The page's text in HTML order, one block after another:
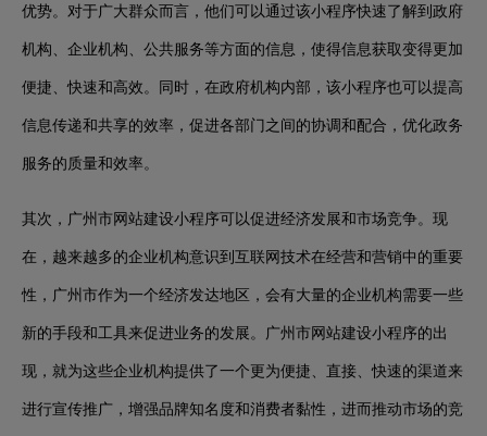
优势。对于广大群众而言，他们可以通过该小程序快速了解到政府
机构、企业机构、公共服务等方面的信息，使得信息获取变得更加
便捷、快速和高效。同时，在政府机构内部，该小程序也可以提高
信息传递和共享的效率，促进各部门之间的协调和配合，优化政务
服务的质量和效率。
其次，广州市网站建设小程序可以促进经济发展和市场竞争。现
在，越来越多的企业机构意识到互联网技术在经营和营销中的重要
性，广州市作为一个经济发达地区，会有大量的企业机构需要一些
新的手段和工具来促进业务的发展。广州市网站建设小程序的出
现，就为这些企业机构提供了一个更为便捷、直接、快速的渠道来
进行宣传推广，增强品牌知名度和消费者黏性，进而推动市场的竞